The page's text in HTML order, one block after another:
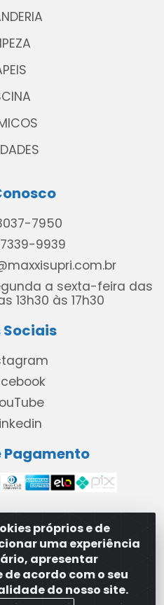
próprios e de
uma experiência
apresentar
acordo com o seu
do nosso site.
7950
9939
a sexta-feira das
13h30 às 17h30
Sociais
Pagamento
SANEANTES LTDA - Avenida
2872 - Maranguape II -
- 31.329.180/0001-83